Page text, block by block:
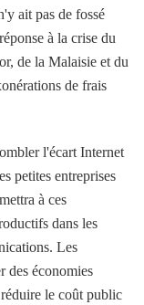
ait pas de fossé
à la crise du
de la Malaisie et du
de frais
l'écart Internet
petites entreprises
à ces
dans les
Les
des économies
le coût public